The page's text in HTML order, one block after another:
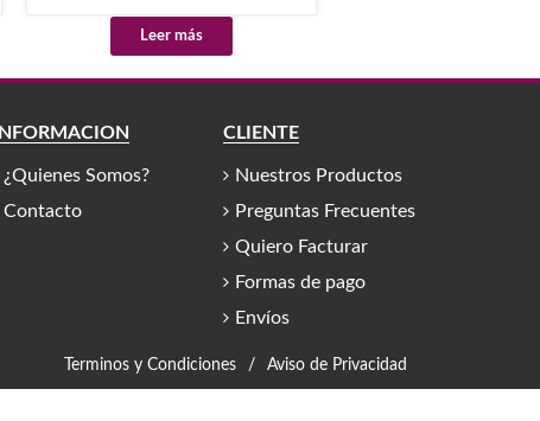
Leer más
INFORMACIÓN
¿Quienes Somos?
Contacto
CLIENTE
Nuestros Productos
Preguntas Frecuentes
Quiero Facturar
Formas de pago
Envíos
Aviso de Privacidad
/
Terminos y Condiciones